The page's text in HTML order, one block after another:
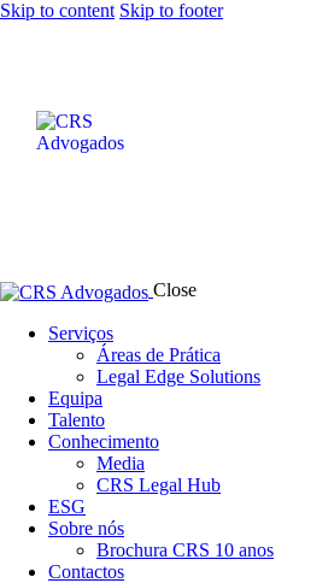
Skip to content Skip to footer
Close
Serviços
Áreas de Prática
Legal Edge Solutions
Equipa
Talento
Conhecimento
Media
CRS Legal Hub
ESG
Sobre nós
Brochura CRS 10 anos
Contactos